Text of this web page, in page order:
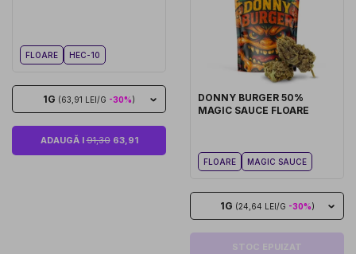
FLOARE HEC-10
1G (63,91 LEI/G -30%)
ADAUGĂ I91,3063,91
DONNY BURGER 50%
MAGIC SAUCE FLOARE
FLOARE MAGIC SAUCE
1G (24,64 LEI/G -30%)
STOC EPUIZAT